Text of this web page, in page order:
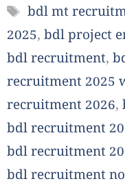
Tags
bdl mt
2025, bdl project
bdl recruitment,
recruitment 2025
recruitment 2026,
bdl recruitment
bdl recruitment
bdl recruitment